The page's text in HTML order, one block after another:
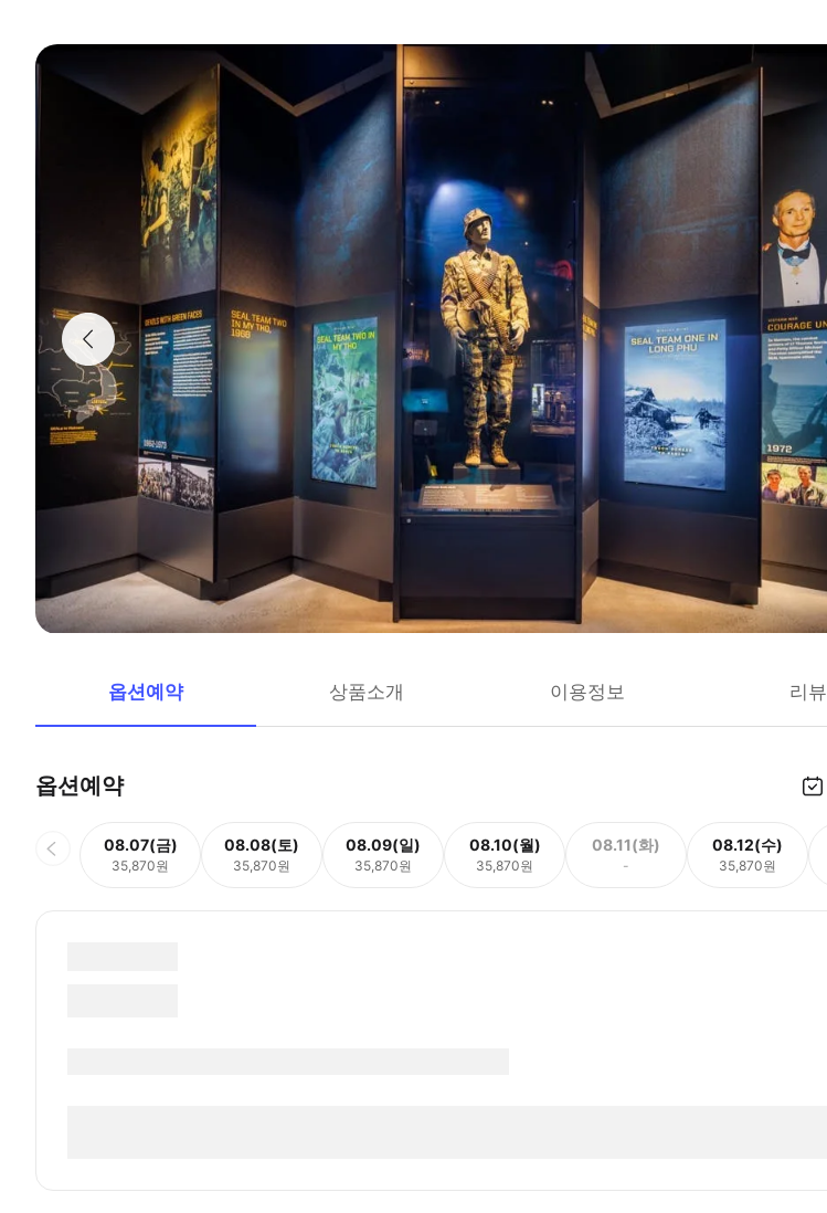
옵션예약 상품소개 이용정보 리뷰
옵션예약
08.07(금)
35,870원
08.08(토)
35,870원
08.09(일)
35,870원
08.10(월)
35,870원
08.11(화)
-
08.12(수)
35,870원